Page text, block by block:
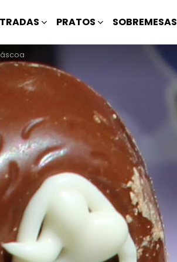
PRATOS SOBREMESAS